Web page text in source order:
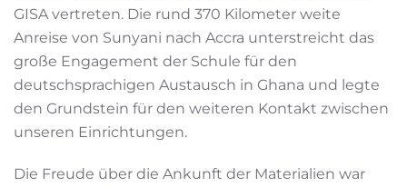
GISA vertreten. Die rund 370 Kilometer weite
Anreise von Sunyani nach Accra unterstreicht das
große Engagement der Schule für den
deutschsprachigen Austausch in Ghana und legte
den Grundstein für den weiteren Kontakt zwischen
unseren Einrichtungen.
Die Freude über die Ankunft der Materialien war